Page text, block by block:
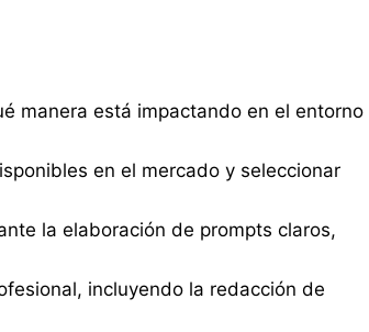
manera está impactando en el entorno
en el mercado y seleccionar
la elaboración de prompts claros,
incluyendo la redacción de